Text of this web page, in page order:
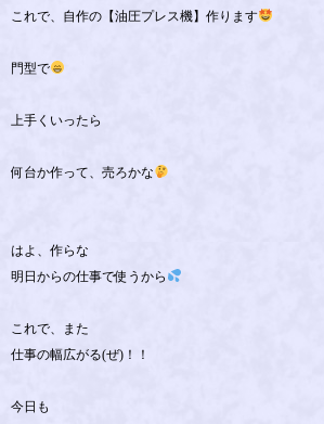
これで、自作の【油圧プレス機】作ります
門型で
上手くいったら
何台か作って、売ろかな
はよ、作らな
明日からの仕事で使うから
これで、また
仕事の幅広がる(ぜ)！！
今日も